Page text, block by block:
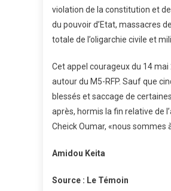
violation de la constitution et
du pouvoir d’Etat, massacres
totale de l’oligarchie civile et
Cet appel courageux du 14
autour du M5-RFP. Sauf que
blessés et saccage de
après, hormis la fin relative de
Cheick Oumar, «nous sommes
Amidou Keita
Source : Le Témoin